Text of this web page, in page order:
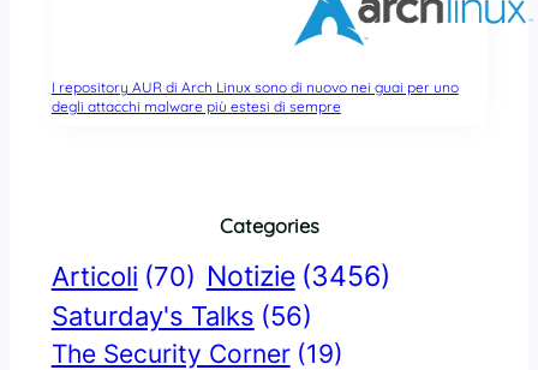
I repository AUR di Arch Linux sono di nuovo nei guai per uno
degli attacchi malware più estesi di sempre
Categories
Articoli (70) Notizie (3456)
Saturday's Talks (56)
The Security Corner (19)